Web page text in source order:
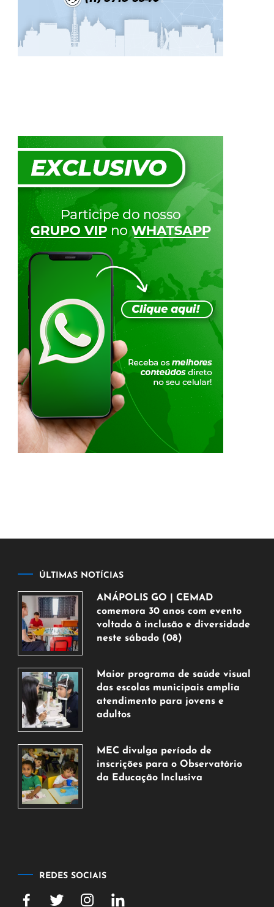
ÚLTIMAS NOTÍCIAS
ANÁPOLIS GO | CEMAD
comemora 30 anos com evento
voltado à inclusão e diversidade
neste sábado (08)
de
agosto
de
2026
Maior programa de saúde visual
das escolas municipais amplia
atendimento para jovens e
adultos
de
agosto
de
MEC divulga período de
inscrições para o Observatório
da Educação Inclusiva
REDES SOCIAIS